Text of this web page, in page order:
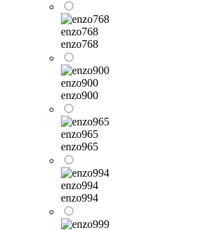
enzo768
enzo768
enzo900
enzo900
enzo965
enzo965
enzo994
enzo994